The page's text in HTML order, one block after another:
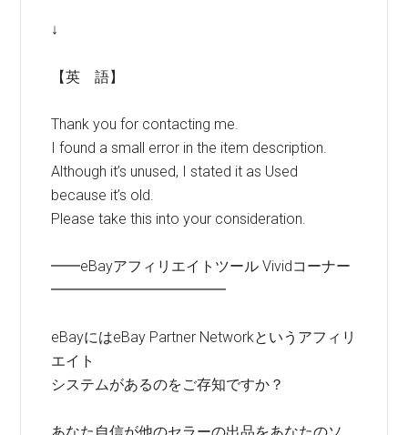
↓
【英 語】
Thank you for contacting me.
I found a small error in the item description.
Although it’s unused, I stated it as Used
because it’s old.
Please take this into your consideration.
━━eBayアフィリエイトツール Vividコーナー
━━━━━━━━━━━━
eBayにはeBay Partner Networkというアフィリ
エイト
システムがあるのをご存知ですか？